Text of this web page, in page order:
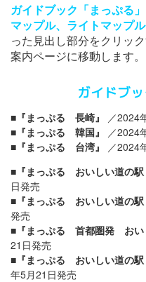
ガイドブック「まっぷる
マップル、ライトマップ
った見出し部分をクリッ
案内ページに移動します。
ガイドブ
■ 『まっぷる 長崎』
／2024
■ 『まっぷる 韓国』
／2024
■ 『まっぷる 台湾』
／2024
■ 『まっぷる おいしい道の
日発売
■ 『まっぷる おいしい道の
発売
■ 『まっぷる 首都圏発 おい
21日発売
■ 『まっぷる おいしい道の
年5月21日発売